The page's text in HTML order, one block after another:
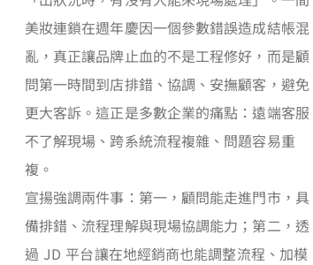
美妝連鎖在週年慶因一個參數錯誤造成結帳混
亂，真正讓品牌止血的不是工程修好，而是顧
問第一時間到店排錯、協調、安撫顧客，避免
更大客訴。這正是多數企業的痛點：遠端客服
不了解現場、跨系統流程複雜、問題容易重
複。
宣揚強調兩件事：第一，顧問能走進門市，具
備排錯、流程理解與現場協調能力；第二，透
過 JD 平台讓在地經銷商也能調整流程、加模